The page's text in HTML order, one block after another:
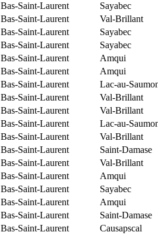
Bas-Saint-Laurent
Sayabec
Bas-Saint-Laurent
Val-Brillant
Bas-Saint-Laurent
Sayabec
Bas-Saint-Laurent
Sayabec
Bas-Saint-Laurent
Amqui
Bas-Saint-Laurent
Amqui
Bas-Saint-Laurent
Lac-au-
Bas-Saint-Laurent
Val-Brillant
Bas-Saint-Laurent
Val-Brillant
Bas-Saint-Laurent
Lac-au-
Bas-Saint-Laurent
Val-Brillant
Bas-Saint-Laurent
Saint-Damase
Bas-Saint-Laurent
Val-Brillant
Bas-Saint-Laurent
Amqui
Bas-Saint-Laurent
Sayabec
Bas-Saint-Laurent
Amqui
Bas-Saint-Laurent
Saint-Damase
Bas-Saint-Laurent
Causapscal